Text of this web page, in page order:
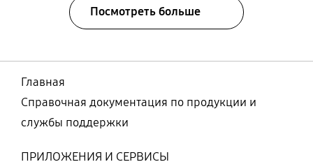
Посмотреть больше
Главная
Справочная документация по продукции и
службы поддержки
ПРИЛОЖЕНИЯ И СЕРВИСЫ